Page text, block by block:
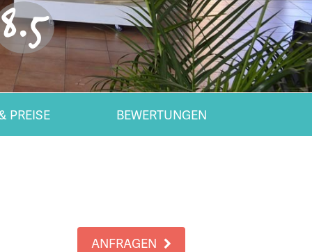
8.5
PREISE BEWERTUNGEN
ANFRAGEN